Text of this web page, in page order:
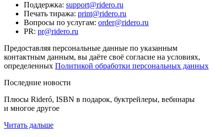
Поддержка: support@ridero.ru
Печать тиража: print@ridero.ru
Вопросы по услугам: order@ridero.ru
PR: pr@ridero.ru
Предоставляя персональные данные по указанным
контактным данным, вы даёте своё согласие на условиях,
определенных Политикой обработки персональных данных
Последние новости
Плюсы Rideró, ISBN в подарок, буктрейлеры, вебинары
и многое другое
Читать дальше